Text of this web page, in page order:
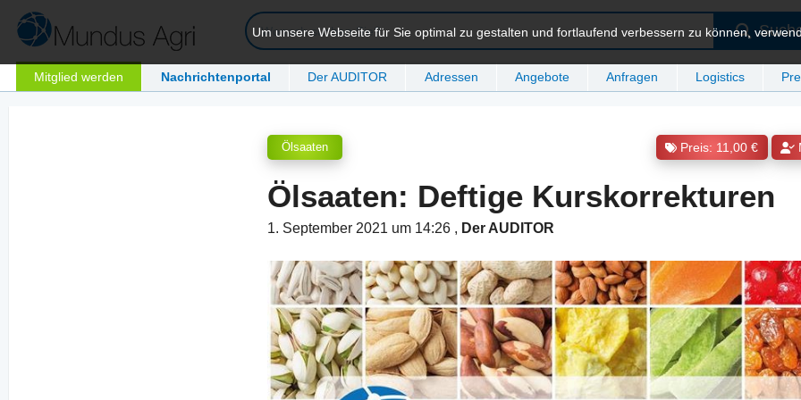
Mitglied werden Nachrichtenportal Der AUDITOR Adressen Angebote Anfragen Logistics
Um unsere Webseite für Sie optimal zu gestalten und fortlaufend verbessern zu können,
Ölsaaten Preis: 11,00 €
Ölsaaten: Deftige Kurskorrekturen
1. September 2021 um 14:26 , Der AUDITOR